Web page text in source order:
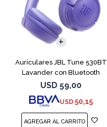
Auriculares JBL Tune 530BT
Lavander con Bluetooth
USD 59,00
USD 50,15